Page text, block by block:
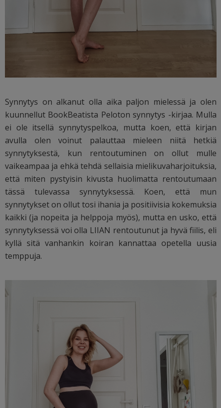
Synnytys on alkanut olla aika paljon mielessä ja olen
kuunnellut BookBeatista Peloton synnytys -kirjaa. Mulla
ei ole itsellä synnytyspelkoa, mutta koen, että kirjan
avulla olen voinut palauttaa mieleen niitä hetkiä
synnytyksestä, kun rentoutuminen on ollut mulle
vaikeampaa ja ehkä tehdä sellaisia mielikuvaharjoituksia,
että miten pystyisin kivusta huolimatta rentoutumaan
tässä tulevassa synnytyksessä. Koen, että mun
synnytykset on ollut tosi ihania ja positiivisia kokemuksia
kaikki (ja nopeita ja helppoja myös), mutta en usko, että
synnytyksessä voi olla LIIAN rentoutunut ja hyvä fiilis, eli
kyllä sitä vanhankin koiran kannattaa opetella uusia
temppuja.